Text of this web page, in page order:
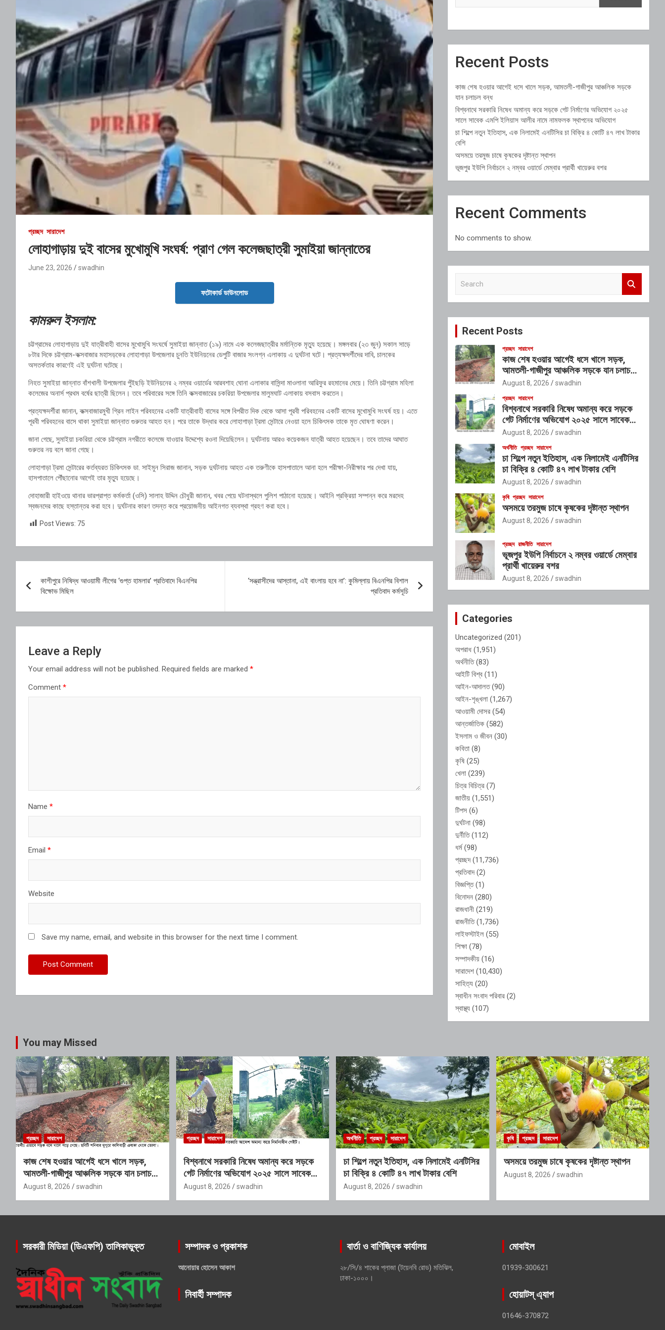
প্রচ্ছদ সারাদেশ
লোহাগাড়ায় দুই বাসের মুখোমুখি সংঘর্ষ: প্রাণ গেল কলেজছাত্রী সুমাইয়া জান্নাতের
June 23, 2026 swadhin
ফটোকার্ড ডাউনলোড
কামরুল ইসলাম:
চট্টগ্রামের লোহাগাড়ায় দুই যাত্রীবাহী বাসের মুখোমুখি সংঘর্ষে সুমাইয়া জান্নাত (১৯) নামে এক কলেজছাত্রীর মর্মান্তিক মৃত্যু হয়েছে। মঙ্গলবার (২৩ জুন) সকাল সাড়ে
৮টার দিকে চট্টগ্রাম-কক্সবাজার মহাসড়কের লোহাগাড়া উপজেলার চুনতি ইউনিয়নের ডেপুটি বাজার সংলগ্ন এলাকায় এ দুর্ঘটনা ঘটে। প্রত্যক্ষদর্শীদের দাবি, চালকের
অসতর্কতার কারণেই এই দুর্ঘটনা ঘটেছে।
নিহত সুমাইয়া জান্নাত বাঁশখালী উপজেলার পুঁইছড়ি ইউনিয়নের ২ নম্বর ওয়ার্ডের আরবশাহ ঘোনা এলাকার বাসিন্দা মাওলানা আরিফুর রহমানের মেয়ে। তিনি চট্টগ্রাম মহিলা
কলেজের অনার্স প্রথম বর্ষের ছাত্রী ছিলেন। তবে পরিবারের সঙ্গে তিনি কক্সবাজারের চকরিয়া উপজেলার মালুমঘাট এলাকায় বসবাস করতেন।
প্রত্যক্ষদর্শীরা জানান, কক্সবাজারমুখী গ্রিন লাইন পরিবহনের একটি যাত্রীবাহী বাসের সঙ্গে বিপরীত দিক থেকে আসা পূরবী পরিবহনের একটি বাসের মুখোমুখি সংঘর্ষ হয়। এতে
পূরবী পরিবহনের বাসে থাকা সুমাইয়া জান্নাত গুরুতর আহত হন। পরে তাকে উদ্ধার করে লোহাগাড়া ট্রমা সেন্টারে নেওয়া হলে চিকিৎসক তাকে মৃত ঘোষণা করেন।
জানা গেছে, সুমাইয়া চকরিয়া থেকে চট্টগ্রাম নগরীতে কলেজে যাওয়ার উদ্দেশ্যে রওনা দিয়েছিলেন। দুর্ঘটনায় আরও কয়েকজন যাত্রী আহত হয়েছেন। তবে তাদের আঘাত
গুরুতর নয় বলে জানা গেছে।
লোহাগাড়া ট্রমা সেন্টারের কর্তব্যরত চিকিৎসক ডা. সাইমুন সিরাজ জানান, সড়ক দুর্ঘটনায় আহত এক তরুণীকে হাসপাতালে আনা হলে পরীক্ষা-নিরীক্ষার পর দেখা যায়,
হাসপাতালে পৌঁছানোর আগেই তার মৃত্যু হয়েছে।
দোহাজারী হাইওয়ে থানার ভারপ্রাপ্ত কর্মকর্তা (ওসি) সালাহ উদ্দিন চৌধুরী জানান, খবর পেয়ে ঘটনাস্থলে পুলিশ পাঠানো হয়েছে। আইনি প্রক্রিয়া সম্পন্ন করে মরদেহ
স্বজনদের কাছে হস্তান্তর করা হবে। দুর্ঘটনার কারণ তদন্ত করে প্রয়োজনীয় আইনগত ব্যবস্থা গ্রহণ করা হবে।
Post Views: 75
navigation
কাশীপুরে নিষিদ্ধ আওয়ামী লীগের ‘গুপ্ত হামলার’ প্রতিবাদে বিএনপির
বিক্ষোভ মিছিল
​‘সন্ত্রাসীদের আস্তানা, এই বাংলায় হবে না’: কুমিল্লায় বিএনপির বিশাল
প্রতিবাদ কর্মসূচি
Leave a Reply
Your email address will not be published. Required fields are marked *
Comment *
Name *
Email *
Website
Save my name, email, and website in this browser for the next time I comment.
Recent Posts
কাজ শেষ হওয়ার আগেই ধসে খালে সড়ক, আমতলী-গাজীপুর আঞ্চলিক সড়কে
যান চলাচল বন্ধ
বিশ্বনাথে সরকারি নিষেধ অমান্য করে সড়কে গেট নির্মাণের অভিযোগ ২০২৫
সালে সাবেক এমপি ইলিয়াস আলীর নামে নামফলক স্থাপনের অভিযোগ
চা শিল্পে নতুন ইতিহাস, এক নিলামেই এনটিসির চা বিক্রি ৪ কোটি ৪৭ লাখ টাকার
বেশি
অসময়ে তরমুজ চাষে কৃষকের দৃষ্টান্ত স্থাপন
ভূজপুর ইউপি নির্বাচনে ২ নম্বর ওয়ার্ডে মেম্বার প্রার্থী খায়েরুর বশর
Recent Comments
No comments to show.
c
Recent Posts
প্রচ্ছদ সারাদেশ
কাজ শেষ হওয়ার আগেই ধসে খালে সড়ক,
আমতলী-গাজীপুর আঞ্চলিক সড়কে যান চলাচল
বন্ধ
August 8, 2026 swadhin
প্রচ্ছদ সারাদেশ
বিশ্বনাথে সরকারি নিষেধ অমান্য করে সড়কে
গেট নির্মাণের অভিযোগ ২০২৫ সালে সাবেক
এমপি ইলিয়াস আলীর নামে নামফলক স্থাপনের
অভিযোগ
August 8, 2026 swadhin
অর্থনীতি প্রচ্ছদ সারাদেশ
চা শিল্পে নতুন ইতিহাস, এক নিলামেই এনটিসির
চা বিক্রি ৪ কোটি ৪৭ লাখ টাকার বেশি
August 8, 2026 swadhin
কৃষি প্রচ্ছদ সারাদেশ
অসময়ে তরমুজ চাষে কৃষকের দৃষ্টান্ত স্থাপন
August 8, 2026 swadhin
প্রচ্ছদ রাজনীতি সারাদেশ
ভূজপুর ইউপি নির্বাচনে ২ নম্বর ওয়ার্ডে মেম্বার
প্রার্থী খায়েরুর বশর
August 8, 2026 swadhin
Categories
Uncategorized (201)
অপরাধ (1,951)
অর্থনীতি(83)
আইটি বিশ্ব (11)
আইন-আদালত(90)
আইন-শৃঙ্খলা (1,267)
আওয়ামী দোসর (54)
আন্তর্জাতিক (582)
ইসলাম ও জীবন (30)
কবিতা (8)
কৃষি (25)
খেলা (239)
চিত্র বিচিত্র (7)
জাতীয় (1,551)
টিপস (6)
দুর্ঘটনা (98)
দুর্নীতি(112)
ধর্ম(98)
প্রচ্ছদ(11,736)
প্রতিবাদ(2)
বিজ্ঞপ্তি(1)
বিনোদন (280)
রাজধানী (219)
রাজনীতি(1,736)
লাইফস্টাইল (55)
শিক্ষা (78)
সম্পাদকীয় (16)
সারাদেশ (10,430)
সাহিত্য (20)
স্বাধীন সংবাদ পরিবার (2)
স্বাস্থ্য (107)
You may Missed
প্রচ্ছদ সারাদেশ
কাজ শেষ হওয়ার আগেই ধসে খালে সড়ক,
আমতলী-গাজীপুর আঞ্চলিক সড়কে যান চলাচল
বন্ধ
August 8, 2026 swadhin
প্রচ্ছদ সারাদেশ
বিশ্বনাথে সরকারি নিষেধ অমান্য করে সড়কে
গেট নির্মাণের অভিযোগ ২০২৫ সালে সাবেক
এমপি ইলিয়াস আলীর নামে নামফলক স্থাপনের
August 8, 2026 swadhin
অর্থনীতি প্রচ্ছদ সারাদেশ
চা শিল্পে নতুন ইতিহাস, এক নিলামেই এনটিসির
চা বিক্রি ৪ কোটি ৪৭ লাখ টাকার বেশি
August 8, 2026 swadhin
কৃষি প্রচ্ছদ সারাদেশ
অসময়ে তরমুজ চাষে কৃষকের দৃষ্টান্ত স্থাপন
August 8, 2026 swadhin
সরকারী মিডিয়া (ডিএফপি) তালিকাভুক্ত সম্পাদক ও প্রকাশক
আনোয়ার হোসেন আকাশ
নিবার্হী সম্পাদক
বার্তা ও বাণিজ্যিক কার্যালয়
২৮/সি/৪ শাকের প্লাজা (টয়েনবি রোড) মতিঝিল,
ঢাকা-১০০০।
মোবাইল
01939-300621
হোয়াটস্ এ্যাপ
01646-370872